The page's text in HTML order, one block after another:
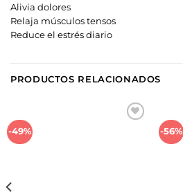
Alivia dolores
Relaja músculos tensos
Reduce el estrés diario
PRODUCTOS RELACIONADOS
-49% -56%